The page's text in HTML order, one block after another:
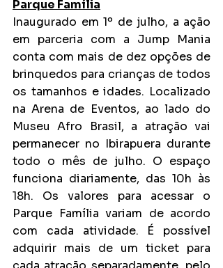
Parque Família
Inaugurado em 1º de julho, a ação
em parceria com a Jump Mania
conta com mais de dez opções de
brinquedos para crianças de todos
os tamanhos e idades. Localizado
na Arena de Eventos, ao lado do
Museu Afro Brasil, a atração vai
permanecer no Ibirapuera durante
todo o mês de julho. O espaço
funciona diariamente, das 10h às
18h. Os valores para acessar o
Parque Família variam de acordo
com cada atividade. É possível
adquirir mais de um ticket para